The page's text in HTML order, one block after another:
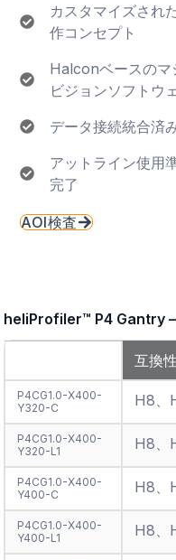
カスタマイズされ
作コンセプト
Halconベースのマ
ビジョンソフトウ
データ接続統合済
アットライン使用
完了
AOI検査
互換性
P4CG1.0-X400-
Y320-C
H8、
P4CG1.0-X400-
Y320-L1
H8、
P4CG1.0-X400-
Y400-C
H8、
P4CG1.0-X400-
Y400-L1
H8、